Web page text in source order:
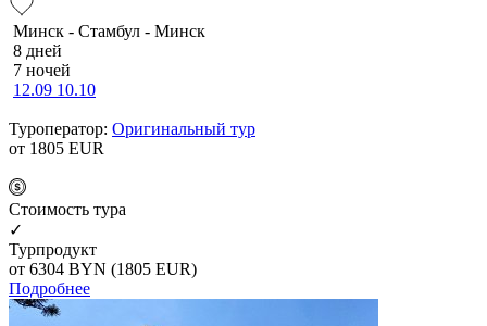
Минск - Стамбул - Минск
8 дней
7 ночей
12.09 10.10
Туроператор: Оригинальный тур
от 1805 EUR
Cтоимость тура
✓
Турпродукт
от 6304 BYN (1805 EUR)
Подробнее